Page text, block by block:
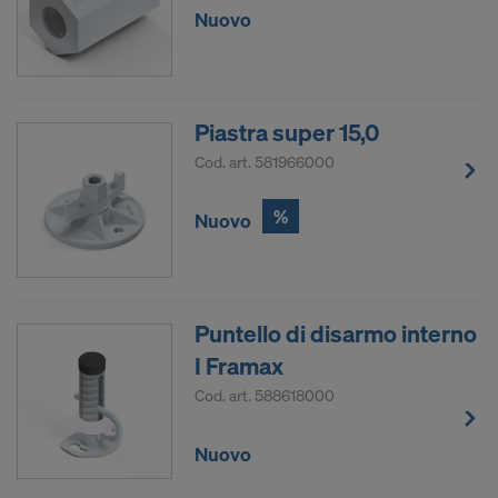
Nuovo
Piastra super 15,0
Cod. art. 581966000
Nuovo %
Puntello di disarmo interno
I Framax
Cod. art. 588618000
Nuovo